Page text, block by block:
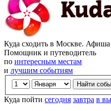
Куда сходить в Москве. Афиша
Помощник и путеводитель
по интересным местам
и лучшим событиям
Куда пойти сегодня завтра в